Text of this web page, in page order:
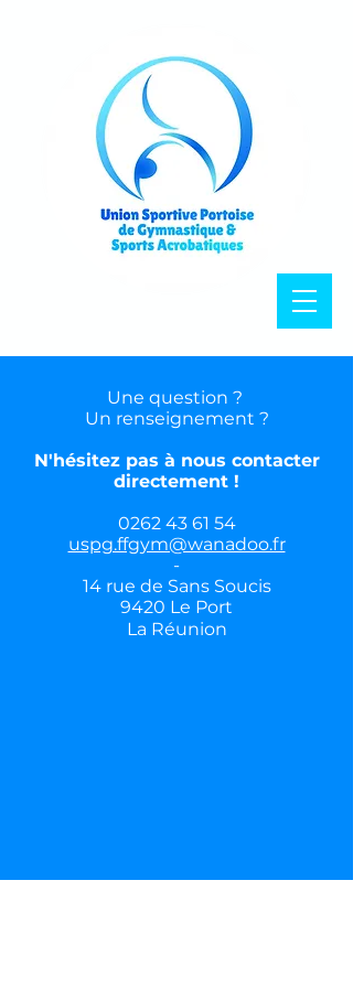
Une question ?
Un renseignement ?
N'hésitez pas à nous contacter
directement !
0262 43 61 54
uspg.ffgym@wanadoo.fr
-
14 rue de Sans Soucis
9420 Le Port
La Réunion